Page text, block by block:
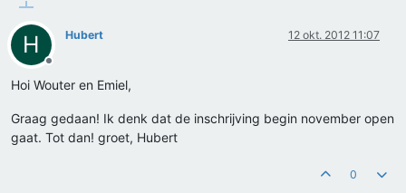
H
Offline
Hubert 12 okt. 2012 11:07
Hoi Wouter en Emiel,
Graag gedaan! Ik denk dat de inschrijving begin november open
gaat. Tot dan! groet, Hubert
0